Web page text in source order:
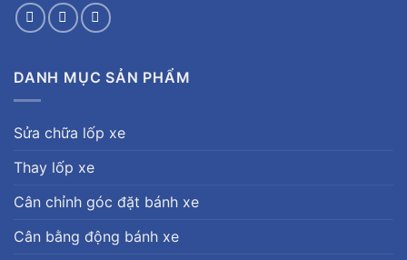
DANH MỤC SẢN PHẨM
Sửa chữa lốp xe
Thay lốp xe
Cân chỉnh góc đặt bánh xe
Cân bằng động bánh xe